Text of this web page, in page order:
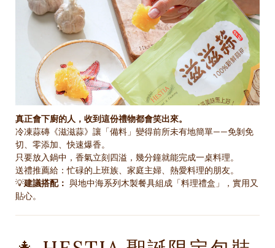
真正會下廚的人，收到這份禮物都會笑出來。
冷凍蒜磚《滋滋蒜》讓「備料」變得前所未有地簡單——免剝免
切、零添加、快速爆香。
只要放入鍋中，香氣立刻四溢，幾分鐘就能完成一桌料理。
送禮推薦給：忙碌的上班族、家庭主婦、熱愛料理的朋友。
💡建議搭配： 與地中海系列木製餐具組成「料理禮盒」，實用又
貼心。